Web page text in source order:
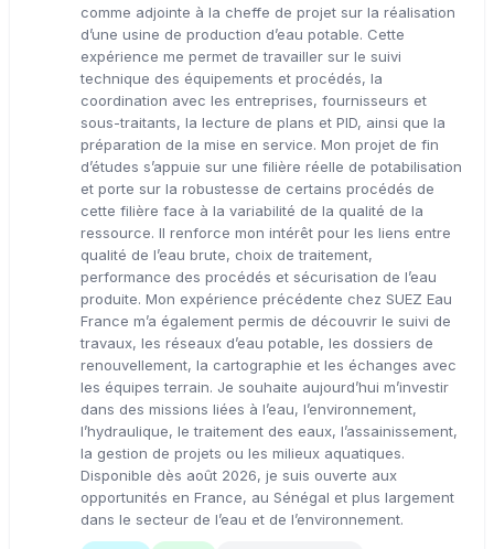
comme adjointe à la cheffe de projet sur la réalisation
d’une usine de production d’eau potable. Cette
expérience me permet de travailler sur le suivi
technique des équipements et procédés, la
coordination avec les entreprises, fournisseurs et
sous-traitants, la lecture de plans et PID, ainsi que la
préparation de la mise en service. Mon projet de fin
d’études s’appuie sur une filière réelle de potabilisation
et porte sur la robustesse de certains procédés de
cette filière face à la variabilité de la qualité de la
ressource. Il renforce mon intérêt pour les liens entre
qualité de l’eau brute, choix de traitement,
performance des procédés et sécurisation de l’eau
produite. Mon expérience précédente chez SUEZ Eau
France m’a également permis de découvrir le suivi de
travaux, les réseaux d’eau potable, les dossiers de
renouvellement, la cartographie et les échanges avec
les équipes terrain. Je souhaite aujourd’hui m’investir
dans des missions liées à l’eau, l’environnement,
l’hydraulique, le traitement des eaux, l’assainissement,
la gestion de projets ou les milieux aquatiques.
Disponible dès août 2026, je suis ouverte aux
opportunités en France, au Sénégal et plus largement
dans le secteur de l’eau et de l’environnement.